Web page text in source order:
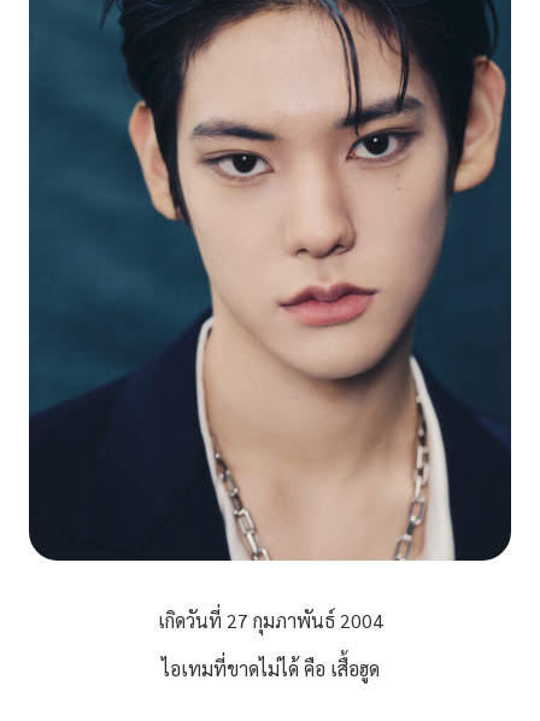
เกิดวันที่ 27 กุมภาพันธ์ 2004
ไอเทมที่ขาดไม่ได้ คือ เสื้อฮูด